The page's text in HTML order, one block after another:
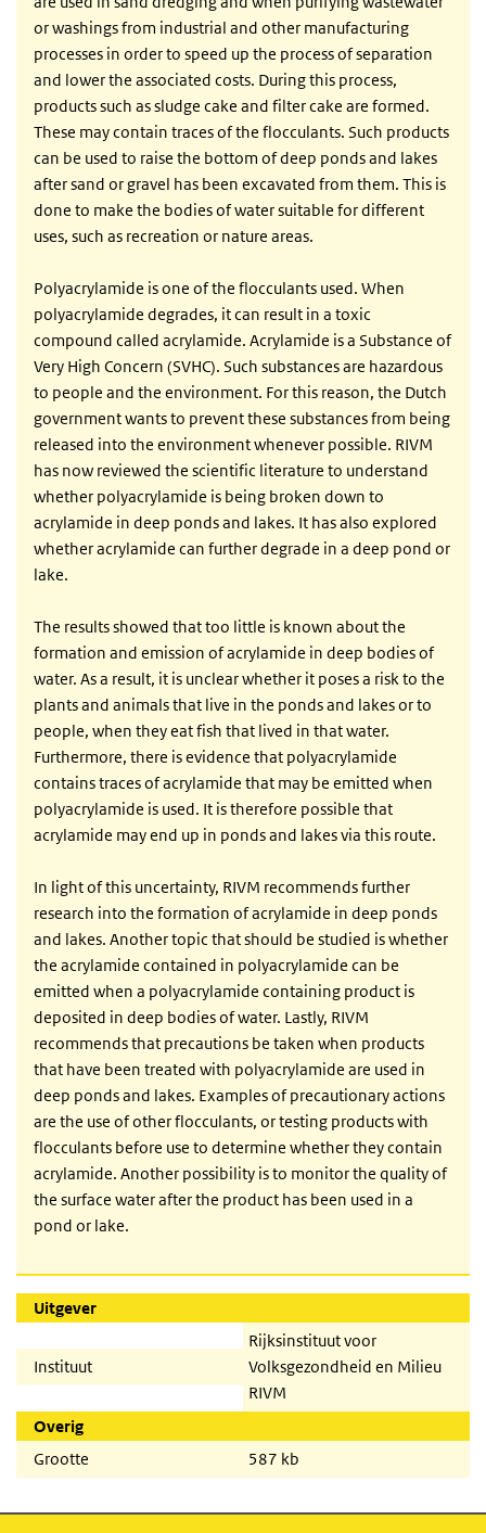
or washings from industrial and other manufacturing
processes in order to speed up the process of separation
and lower the associated costs. During this process,
products such as sludge cake and filter cake are formed.
These may contain traces of the flocculants. Such products
can be used to raise the bottom of deep ponds and lakes
after sand or gravel has been excavated from them. This is
done to make the bodies of water suitable for different
uses, such as recreation or nature areas.
Polyacrylamide is one of the flocculants used. When
polyacrylamide degrades, it can result in a toxic
compound called acrylamide. Acrylamide is a Substance of
Very High Concern (SVHC). Such substances are hazardous
to people and the environment. For this reason, the Dutch
government wants to prevent these substances from being
released into the environment whenever possible. RIVM
has now reviewed the scientific literature to understand
whether polyacrylamide is being broken down to
acrylamide in deep ponds and lakes. It has also explored
whether acrylamide can further degrade in a deep pond or
lake.
The results showed that too little is known about the
formation and emission of acrylamide in deep bodies of
water. As a result, it is unclear whether it poses a risk to the
plants and animals that live in the ponds and lakes or to
people, when they eat fish that lived in that water.
Furthermore, there is evidence that polyacrylamide
contains traces of acrylamide that may be emitted when
polyacrylamide is used. It is therefore possible that
acrylamide may end up in ponds and lakes via this route.
In light of this uncertainty, RIVM recommends further
research into the formation of acrylamide in deep ponds
and lakes. Another topic that should be studied is whether
the acrylamide contained in polyacrylamide can be
emitted when a polyacrylamide containing product is
deposited in deep bodies of water. Lastly, RIVM
recommends that precautions be taken when products
that have been treated with polyacrylamide are used in
deep ponds and lakes. Examples of precautionary actions
are the use of other flocculants, or testing products with
flocculants before use to determine whether they contain
acrylamide. Another possibility is to monitor the quality of
the surface water after the product has been used in a
pond or lake.
Uitgever
Instituut
Rijksinstituut voor
Volksgezondheid en Milieu
RIVM
Overig
Grootte
587 kb